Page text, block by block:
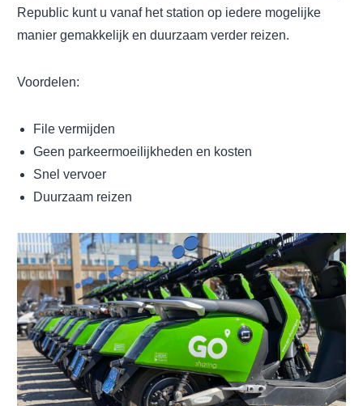
Republic kunt u vanaf het station op iedere mogelijke
manier gemakkelijk en duurzaam verder reizen.
Voordelen:
File vermijden
Geen parkeermoeilijkheden en kosten
Snel vervoer
Duurzaam reizen